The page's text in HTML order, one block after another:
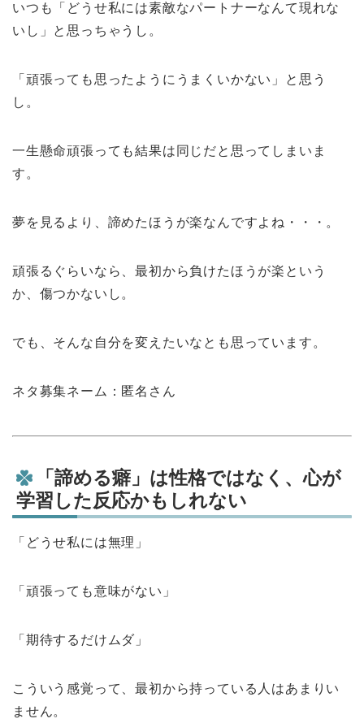
いつも「どうせ私には素敵なパートナーなんて現れな
いし」と思っちゃうし。
「頑張っても思ったようにうまくいかない」と思う
し。
一生懸命頑張っても結果は同じだと思ってしまいま
す。
夢を見るより、諦めたほうが楽なんですよね・・・。
頑張るぐらいなら、最初から負けたほうが楽という
か、傷つかないし。
でも、そんな自分を変えたいなとも思っています。
ネタ募集ネーム：匿名さん
「諦める癖」は性格ではなく、心が
学習した反応かもしれない
「どうせ私には無理」
「頑張っても意味がない」
「期待するだけムダ」
こういう感覚って、最初から持っている人はあまりい
ません。